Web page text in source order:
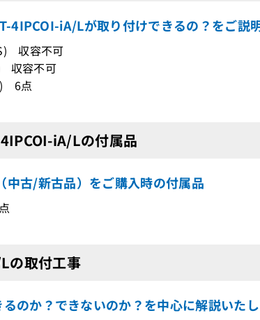
4IPCOI-iA/Lが取り付けできるの？をご説
収容不可
収容不可
6点
iA/Lの付属品
古/新古品）をご購入時の付属品
の取付工事
のか？できないのか？を中心に解説いた